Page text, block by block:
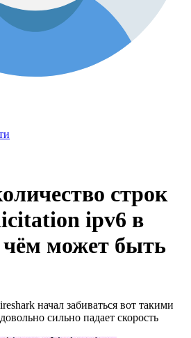
строк
ipv6 в
может быть
начал забиваться вот такими
сильно падает скорость